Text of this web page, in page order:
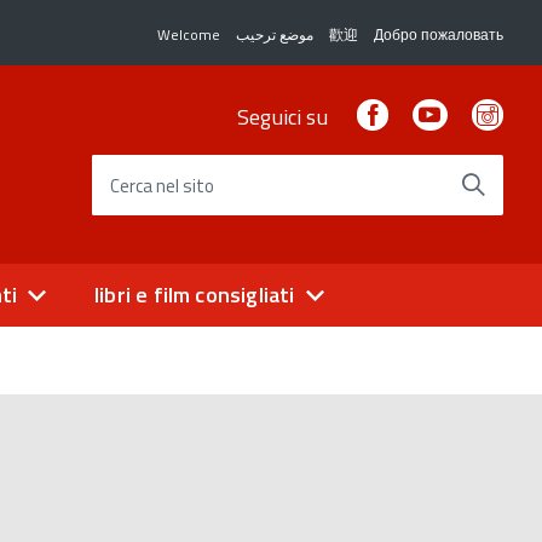
Welcome موضع ترحيب 歡迎 Добро пожаловать
Seguici su FacebookYoutube
Cerca nel sito
libri e film consigliati